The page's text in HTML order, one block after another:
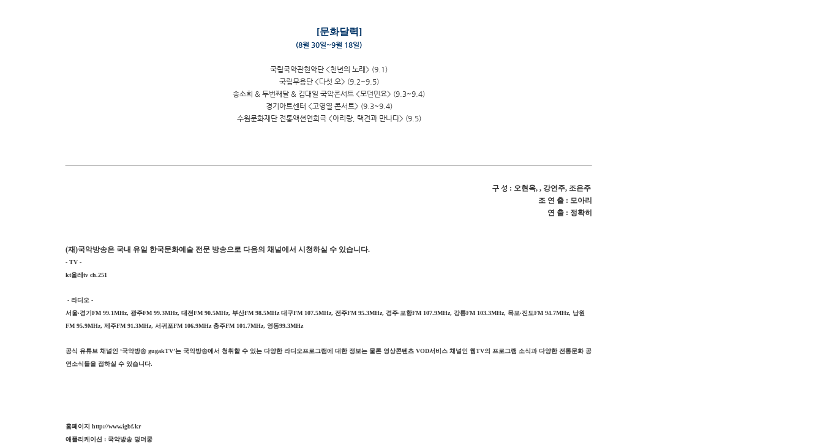
[문화달력]
(8월 30일~9월 18일)
국립국악관현악단 <천년의 노래> (9.1)
국립무용단 <다섯 오> (9.2~9.5)
송소희 & 두번째달 & 김대일 국악콘서트 <모던민요> (9.3~9.4)
경기아트센터 <고영열 콘서트> (9.3~9.4)
수원문화재단 전통액션연희극 <아리랑, 택견과 만나다> (9.5)
구 성 : 오현옥, , 강연주, 조은주
조 연 출 : 모아리
연 출 : 정확히
(재)국악방송은 국내 유일 한국문화예술 전문 방송으로 다음의 채널에서 시청하실 수 있습니다.
- TV -
kt올레 tv ch.251
- 라디오 -
서울∙경기 FM 99.1MHz, 광주FM 99.3MHz, 대전FM 90.5MHz, 부산FM 98.5MHz대구FM 107.5MHz, 전주FM 95.3MHz, 경주∙포항FM 107.9MHz, 강릉FM 103.3MHz, 목포∙진도FM 94.7MHz, 남원
FM 95.9MHz, 제주FM 91.3MHz, 서귀포FM 106.9MHz충주FM 101.7MHz, 영동99.3MHz
공식 유튜브 채널인 ‘국악방송 gugakTV’는 국악방송에서 청취할 수 있는 다양한 라디오프로그램에 대한 정보는 물론 영상콘텐츠 VOD서비스 채널인 웹TV의 프로그램 소식과 다양한 전통문화 공
연소식들을 접하실 수 있습니다.
홈페이지 http://www.igbf.kr
애플리케이션 : 국악방송 덩더쿵